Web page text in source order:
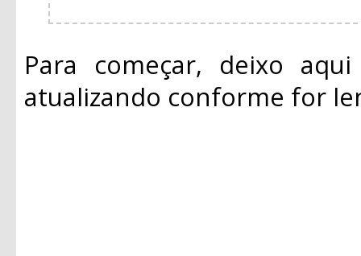
Para começar, deixo
atualizando conforme for